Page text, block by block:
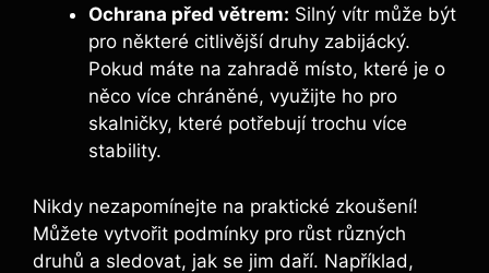
Ochrana před větrem: Silný vítr může být
pro některé citlivější druhy zabijácký.
Pokud máte na zahradě místo, které je o
něco více chráněné, využijte ho pro
skalničky, které potřebují trochu více
stability.
Nikdy nezapomínejte na praktické zkoušení!
Můžete vytvořit podmínky pro růst různých
druhů a sledovat, jak se jim daří. Například,